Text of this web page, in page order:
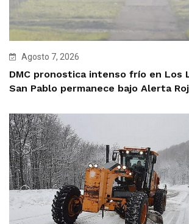
Agosto 7, 2026
DMC pronostica intenso frío en Los
San Pablo permanece bajo Alerta